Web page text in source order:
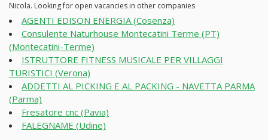
Nicola. Looking for open vacancies in other companies
AGENTI EDISON ENERGIA (Cosenza)
Consulente Naturhouse Montecatini Terme (PT)
(Montecatini-Terme)
ISTRUTTORE FITNESS MUSICALE PER VILLAGGI
TURISTICI (Verona)
ADDETTI AL PICKING E AL PACKING - NAVETTA PARMA
(Parma)
Fresatore cnc (Pavia)
FALEGNAME (Udine)